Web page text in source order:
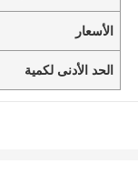
الأسعار
الحد الأدنى لكمية